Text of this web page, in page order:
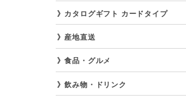
カタログギフト カードタイプ
産地直送
食品・グルメ
飲み物・ドリンク